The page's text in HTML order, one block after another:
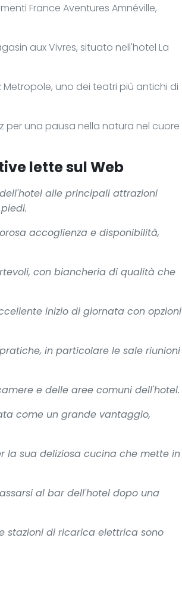
France Aventures Amnéville,
aux Vivres, situato nell'hotel La
uno dei teatri più antichi di
per una pausa nella natura nel cuore
lette sul Web
alle principali attrazioni
accoglienza e disponibilità,
con biancheria di qualità che
inizio di giornata con opzioni
in particolare le sale riunioni
e delle aree comuni dell'hotel.
come un grande vantaggio,
la sua deliziosa cucina che mette in
al bar dell'hotel dopo una
stazioni di ricarica elettrica sono